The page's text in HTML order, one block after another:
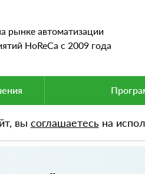
рынке автоматизации
HoReCa c 2009 года
вы соглашаетесь на